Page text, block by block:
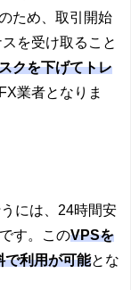
ため、取引開始
を受け取ること
クを下げてトレ
業者となりま
には、24時間安
す。このVPSを
で利用が可能とな